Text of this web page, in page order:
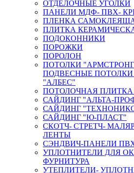
ОТДЕЛОЧНЫЕ УГОЛКИ
ПАНЕЛИ МДФ- ПВХ-
ПЛЕНКА
ПЛИТКА
ПОДОКОННИКИ
ПОРОЖКИ
ПОРОЛОН
ПОТОЛКИ
ПОДВЕСНЫЕ
"АЛБЕС"
ПОТОЛОЧНАЯ
САЙДИНГ "АЛЬТА-
САЙДИНГ
САЙДИНГ "Ю-ПЛАСТ"
СКОТЧ- СТРЕТЧ-
ЛЕНТЫ
СЭНДВИЧ-ПАНЕЛИ
УПЛОТНИТЕЛИ ДЛЯ
ФУРНИТУРА
УТЕПЛИТЕЛИ-